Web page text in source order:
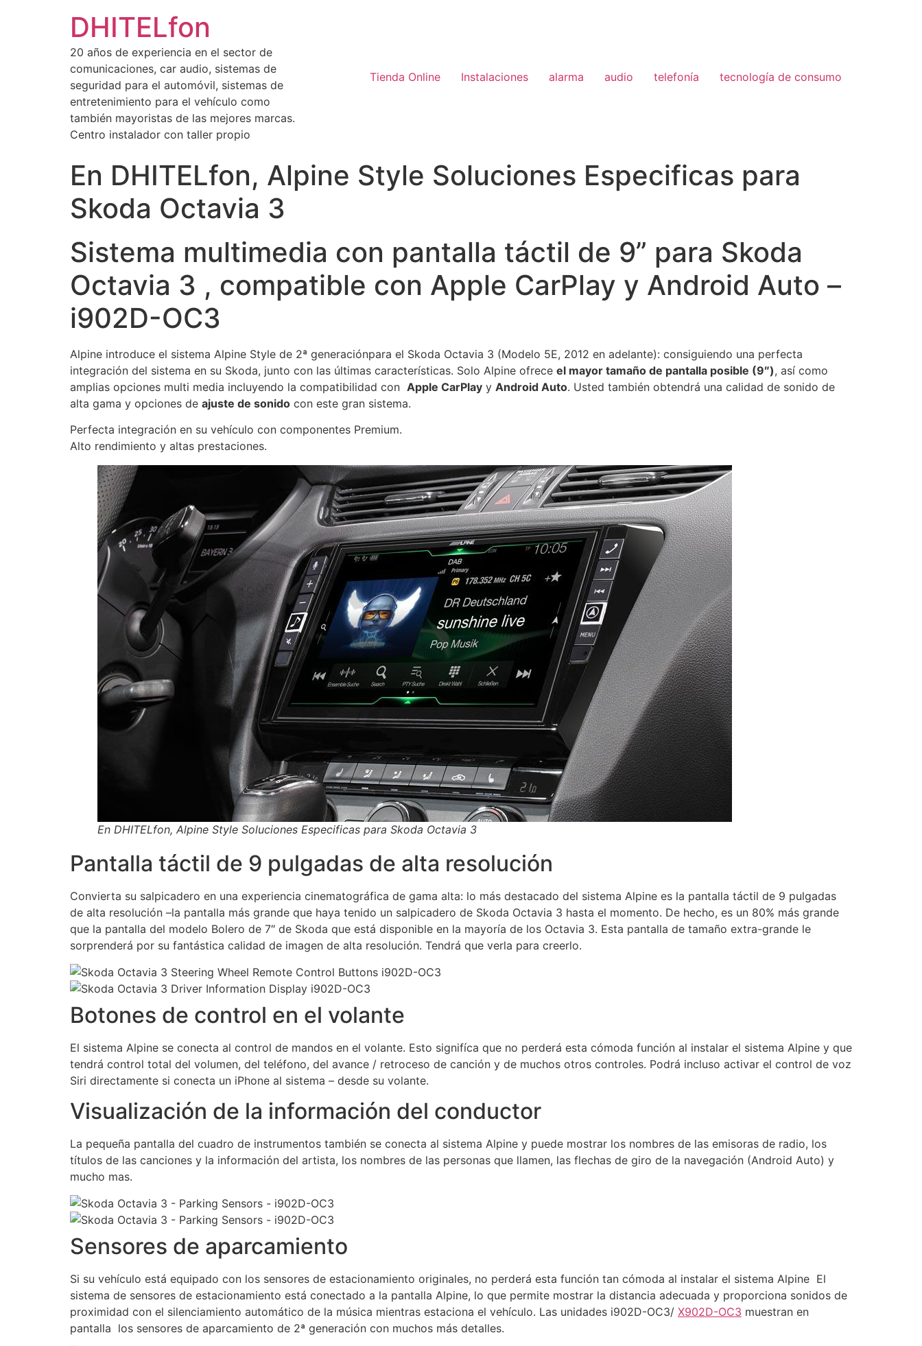
DHITELfon
20 años de experiencia en el sector de
comunicaciones, car audio, sistemas de
seguridad para el automóvil, sistemas de
entretenimiento para el vehículo como
también mayoristas de las mejores marcas.
Centro instalador con taller propio
Tienda Online Instalaciones alarma audio telefonía tecnología de consumo
En DHITELfon, Alpine Style Soluciones Especificas para
Skoda Octavia 3
Sistema multimedia con pantalla táctil de 9” para Skoda
Octavia 3 , compatible con Apple CarPlay y Android Auto –
i902D-OC3
Alpine introduce el sistema Alpine Style de 2ª generaciónpara el Skoda Octavia 3 (Modelo 5E, 2012 en adelante): consiguiendo una perfecta
integración del sistema en su Skoda, junto con las últimas características. Solo Alpine ofrece el mayor tamaño de pantalla posible (9″), así como
amplias opciones multi media incluyendo la compatibilidad con Apple CarPlay y Android Auto. Usted también obtendrá una calidad de sonido de
alta gama y opciones de ajuste de sonido con este gran sistema.
Perfecta integración en su vehículo con componentes Premium.
Alto rendimiento y altas prestaciones.
En DHITELfon, Alpine Style Soluciones Especificas para Skoda Octavia 3
Pantalla táctil de 9 pulgadas de alta resolución
Convierta su salpicadero en una experiencia cinematográfica de gama alta: lo más destacado del sistema Alpine es la pantalla táctil de 9 pulgadas
de alta resolución –la pantalla más grande que haya tenido un salpicadero de Skoda Octavia 3 hasta el momento. De hecho, es un 80% más grande
que la pantalla del modelo Bolero de 7″ de Skoda que está disponible en la mayoría de los Octavia 3. Esta pantalla de tamaño extra-grande le
sorprenderá por su fantástica calidad de imagen de alta resolución. Tendrá que verla para creerlo.
Botones de control en el volante
El sistema Alpine se conecta al control de mandos en el volante. Esto signifíca que no perderá esta cómoda función al instalar el sistema Alpine y que
tendrá control total del volumen, del teléfono, del avance / retroceso de canción y de muchos otros controles. Podrá incluso activar el control de voz
Siri directamente si conecta un iPhone al sistema – desde su volante.
Visualización de la información del conductor
La pequeña pantalla del cuadro de instrumentos también se conecta al sistema Alpine y puede mostrar los nombres de las emisoras de radio, los
títulos de las canciones y la información del artista, los nombres de las personas que llamen, las flechas de giro de la navegación (Android Auto) y
mucho mas.
Sensores de aparcamiento
Si su vehículo está equipado con los sensores de estacionamiento originales, no perderá esta función tan cómoda al instalar el sistema Alpine El
sistema de sensores de estacionamiento está conectado a la pantalla Alpine, lo que permite mostrar la distancia adecuada y proporciona sonidos de
proximidad con el silenciamiento automático de la música mientras estaciona el vehículo. Las unidades i902D-OC3/ X902D-OC3 muestran en
pantalla los sensores de aparcamiento de 2ª generación con muchos más detalles.